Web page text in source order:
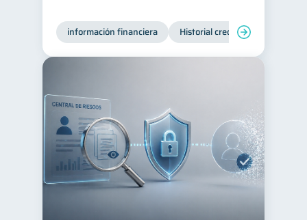
información financiera Historial crediticio